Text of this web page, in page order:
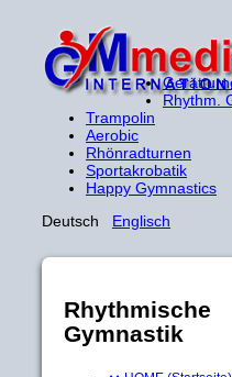
Rhythm.
Trampolin
Aerobic
Rhönradturnen
Sportakrobatik
Happy Gymnastics
Deutsch Englisch
Rhythmische
Gymnastik